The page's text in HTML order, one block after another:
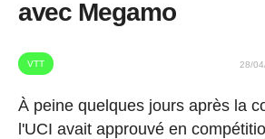
avec Megamo
VTT 28/
À peine quelques jours après la
l'UCI avait approuvé en